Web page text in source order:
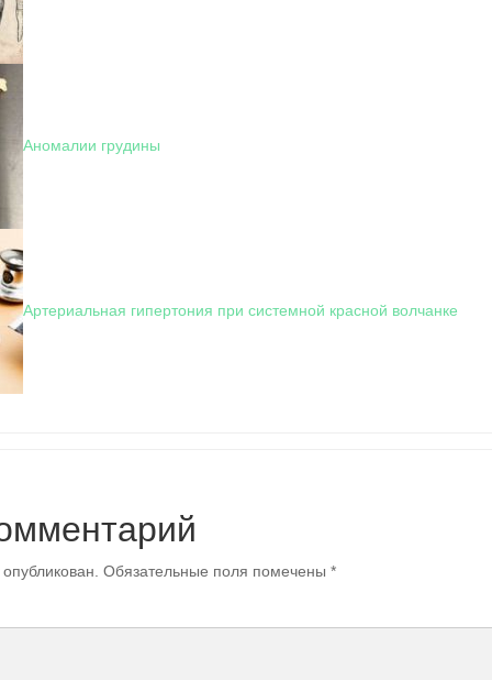
Аномалии грудины
Артериальная гипертония при системной красной волчанке
Обязательные поля помечены *